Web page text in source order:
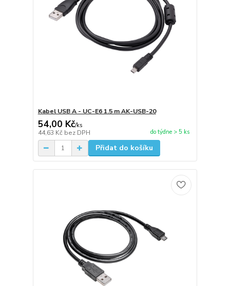
Kabel USB A - UC-E6 1.5 m AK-USB-20
54,00 Kč/ks
44,63 Kč bez DPH do týdne > 5 ks
Přidat do košíku